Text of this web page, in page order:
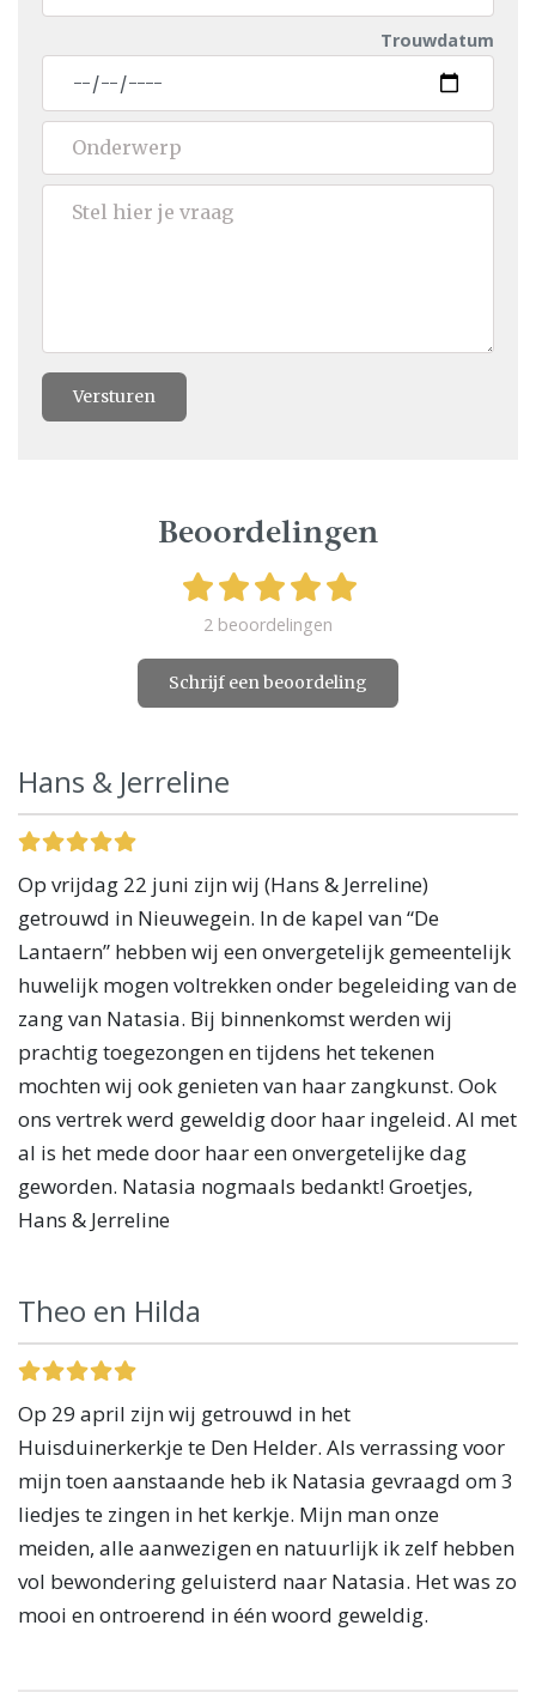
Trouwdatum
Versturen
Beoordelingen
2 beoordelingen
Schrijf een beoordeling
Hans & Jerreline
Op vrijdag 22 juni zijn wij (Hans & Jerreline)
getrouwd in Nieuwegein. In de kapel van “De
Lantaern” hebben wij een onvergetelijk gemeentelijk
huwelijk mogen voltrekken onder begeleiding van de
zang van Natasia. Bij binnenkomst werden wij
prachtig toegezongen en tijdens het tekenen
mochten wij ook genieten van haar zangkunst. Ook
ons vertrek werd geweldig door haar ingeleid. Al met
al is het mede door haar een onvergetelijke dag
geworden. Natasia nogmaals bedankt! Groetjes,
Hans & Jerreline
Theo en Hilda
Op 29 april zijn wij getrouwd in het
Huisduinerkerkje te Den Helder. Als verrassing voor
mijn toen aanstaande heb ik Natasia gevraagd om 3
liedjes te zingen in het kerkje. Mijn man onze
meiden, alle aanwezigen en natuurlijk ik zelf hebben
vol bewondering geluisterd naar Natasia. Het was zo
mooi en ontroerend in één woord geweldig.